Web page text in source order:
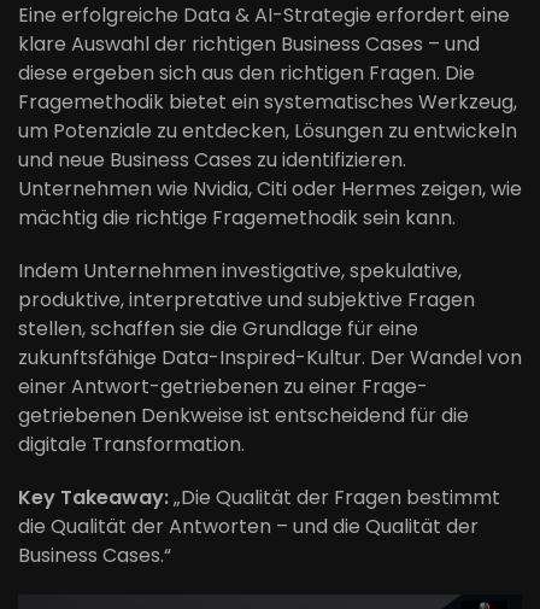
Eine erfolgreiche Data & AI-Strategie erfordert eine
klare Auswahl der richtigen Business Cases – und
diese ergeben sich aus den richtigen Fragen. Die
Fragemethodik bietet ein systematisches Werkzeug,
um Potenziale zu entdecken, Lösungen zu entwickeln
und neue Business Cases zu identifizieren.
Unternehmen wie Nvidia, Citi oder Hermes zeigen, wie
mächtig die richtige Fragemethodik sein kann.
Indem Unternehmen investigative, spekulative,
produktive, interpretative und subjektive Fragen
stellen, schaffen sie die Grundlage für eine
zukunftsfähige Data-Inspired-Kultur. Der Wandel von
einer Antwort-getriebenen zu einer Frage-
getriebenen Denkweise ist entscheidend für die
digitale Transformation.
Key Takeaway:„Die Qualität der Fragen bestimmt
die Qualität der Antworten – und die Qualität der
Business Cases.“